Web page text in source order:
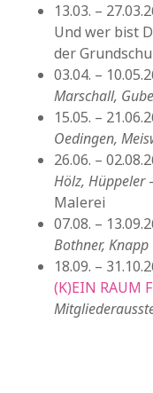
13.03. –
Und wer bist
der
03.04. –
Marschall,
15.05. –
Oedingen,
26.06. –
Hölz, Hüppeler
Malerei
07.08. –
Bothner, Knapp
18.09. –
(K)EIN RAUM